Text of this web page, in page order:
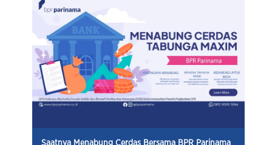
Saatnya Menabung Cerdas Bersama BPR Parinama